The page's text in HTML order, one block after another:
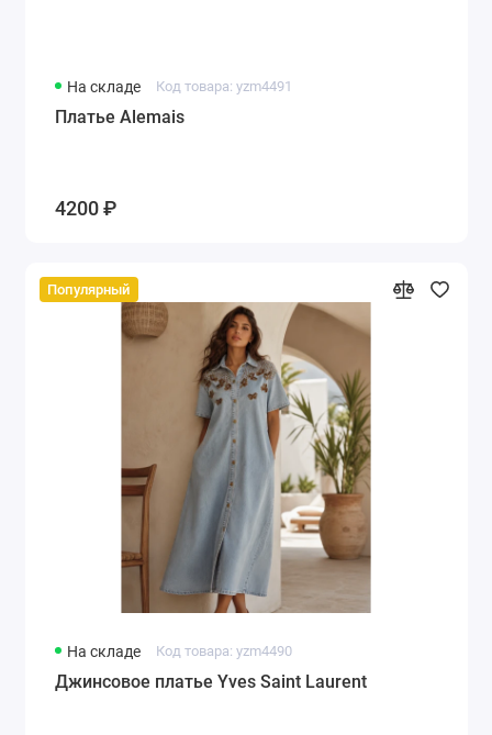
На складе Код товара: yzm4491
Платье Alemais
4200 ₽
Популярный
На складе Код товара: yzm4490
Джинсовое платье Yves Saint Laurent